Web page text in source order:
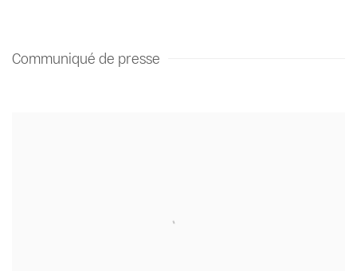
Communiqué de presse